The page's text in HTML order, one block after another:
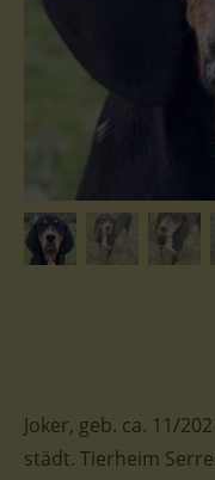
Joker, geb. ca. 11/
städt. Tierheim